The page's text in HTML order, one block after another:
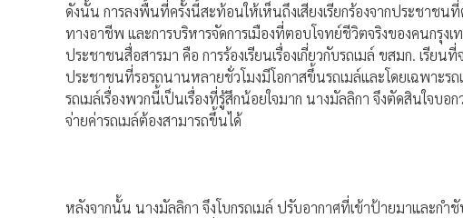
ดังนั้น การลงพื้นที่ครั้งนี้สะท้อนให้เห็นถึงเสียงเรียกร้องจากประชาชน
ทางอาชีพ และการบริหารจัดการเมืองที่ตอบโจทย์ชีวิตจริงของคนกรุ
ประชาชนสื่อสารมา คือ การร้องเรียนเรื่องเกี่ยวกับรถเมล์ ขสมก. เรียน
ประชาชนที่รอรถนานหลายชั่วโมงมีโอกาสขึ้นรถเมล์และโดยเฉพาะ
รถเมล์เรื่องพวกนี้เป็นเรื่องที่รู้สึกน้อยใจมาก นางมัลลิกา จึงตัดสินใจบอ
จ่ายค่ารถเมล์ต้องสามารถขึ้นได้
หลังจากนั้น นางมัลลิกา จึงโบกรถเมล์ ปรับอากาศที่เข้าป้ายมาและก